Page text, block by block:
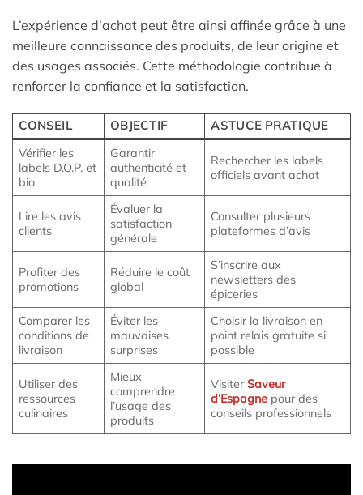
L’expérience d’achat peut être ainsi affinée grâce à une
meilleure connaissance des produits, de leur origine et
des usages associés. Cette méthodologie contribue à
renforcer la confiance et la satisfaction.
CONSEIL OBJECTIF
ASTUCE PRATIQUE
Vérifier les
labels D.O.P. et
bio
Garantir
authenticité et
qualité
Rechercher les labels
officiels avant achat
Lire les avis
clients
Évaluer la
satisfaction
générale
Consulter plusieurs
plateformes d’avis
Profiter des
promotions
Réduire le coût
global
S’inscrire aux
newsletters des
épiceries
Comparer les
conditions de
livraison
Éviter les
mauvaises
surprises
Choisir la livraison en
point relais gratuite si
possible
Utiliser des
ressources
culinaires
Mieux
comprendre
l’usage des
produits
VisiterSaveur
d’Espagne pour des
conseils professionnels